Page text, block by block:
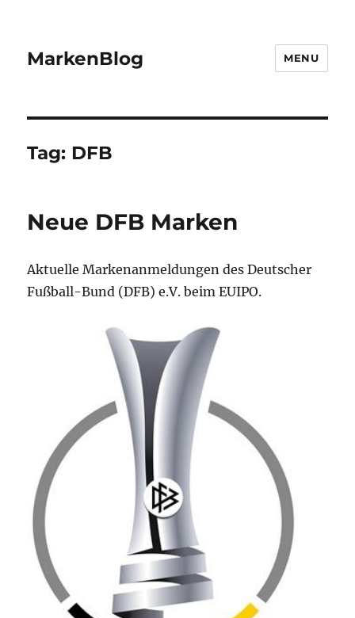
MarkenBlog MENU
Tag: DFB
Neue DFB Marken
Aktuelle Markenanmeldungen des Deutscher
Fußball-Bund (DFB) e.V. beim EUIPO.